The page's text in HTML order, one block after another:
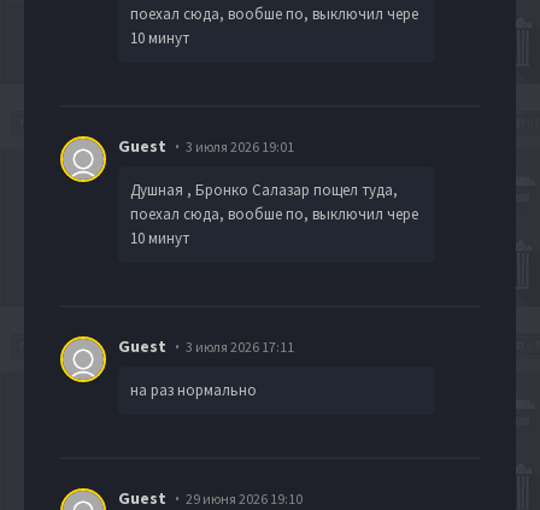
поехал сюда, вообше по, выключил чере
10 минут
Guest 3 июля 2026 19:01
Душная , Бронко Салазар пощел туда,
поехал сюда, вообше по, выключил чере
10 минут
Guest 3 июля 2026 17:11
на раз нормально
Guest 29 июня 2026 19:10